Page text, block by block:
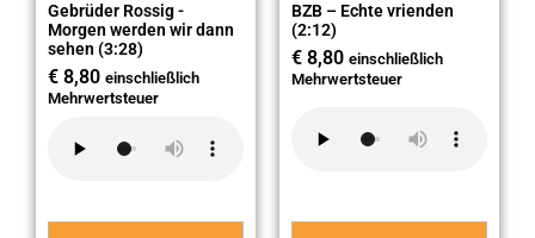
Gebrüder Rossig -
Morgen werden wir dann
sehen (3:28)
€ 8,80 einschließlich
Mehrwertsteuer
BZB – Echte vrienden
(2:12)
€ 8,80 einschließlich
Mehrwertsteuer